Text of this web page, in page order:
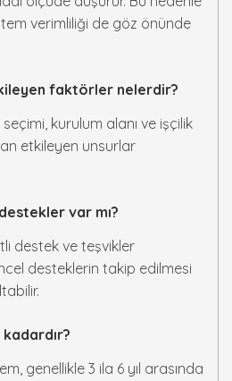
verimliliği de göz önünde
faktörler nelerdir?
kurulum alanı ve işçilik
etkileyen unsurlar
var mı?
destek ve teşvikler
desteklerin takip edilmesi
genellikle 3 ila 6 yıl arasında